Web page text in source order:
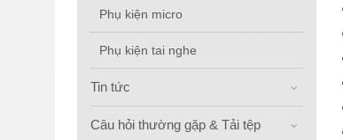
Phụ kiện micro
Phụ kiện tai nghe
Tin tức
Câu hỏi thường gặp & Tải tệp